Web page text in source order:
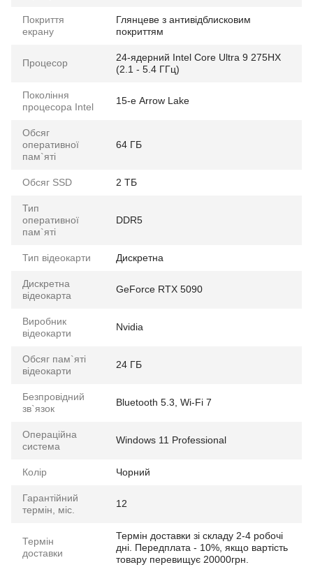
Покриття
екрану
Глянцеве з антивідблисковим
покриттям
Процесор
24-ядерний Intel Core Ultra 9 275HX
(2.1 - 5.4 ГГц)
Покоління
процесора Intel
15-е Arrow Lake
Обсяг
оперативної
пам`яті
64 ГБ
Обсяг SSD 2 ТБ
Тип
оперативної
пам`яті
DDR5
Тип відеокарти Дискретна
Дискретна
відеокарта
GeForce RTX 5090
Виробник
відеокарти
Nvidia
Обсяг пам`яті
відеокарти
24 ГБ
Безпровідний
зв`язок
Bluetooth 5.3, Wi-Fi 7
Операційна
система
Windows 11 Professional
Колір Чорний
Гарантійний
термін, міс.
12
Термін
доставки
Термін доставки зі складу 2-4 робочі
дні. Передплата - 10%, якщо вартість
товару перевищує 20000грн.